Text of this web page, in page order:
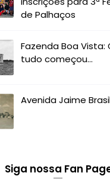
de Palhaços
Fazenda Boa Vista:
tudo começou...
Avenida Jaime
Siga nossa Fan